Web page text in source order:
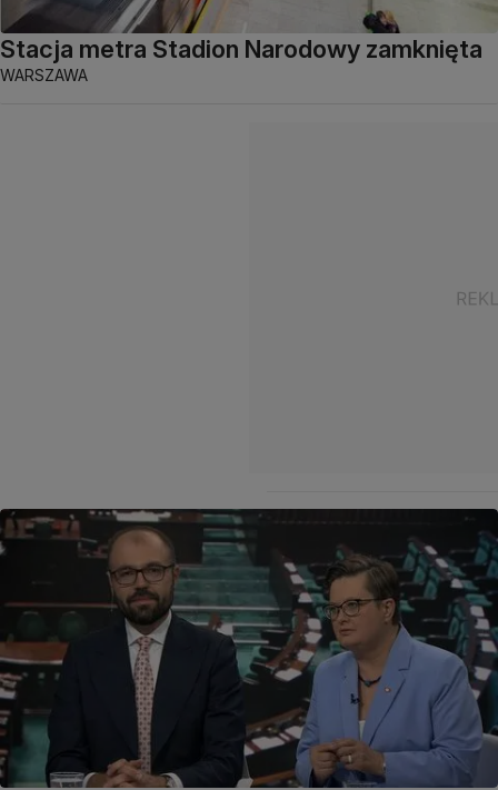
Stacja metra Stadion Narodowy zamknięta
WARSZAWA